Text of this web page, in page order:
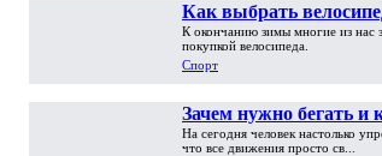
Как выбрать
спортом. Виды и
велосипедов
К окончанию зимы многие из нас
покупкой велосипеда.
Спорт
Зачем нужно бегать и
это делать
На сегодня человек настолько
что все движения просто св...